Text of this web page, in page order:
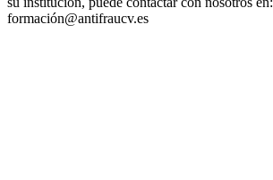
formación@antifraucv.es